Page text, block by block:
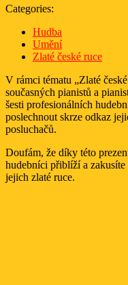
Categories:
Hudba
Umění
Zlaté české ruce
V rámci tématu „Zlaté
současných pianistů a
šesti profesionálních
poslechnout skrze odkaz
posluchačů.
Doufám, že díky této
hudebníci přiblíží a
jejich zlaté ruce.